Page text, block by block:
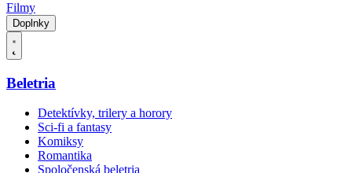
Filmy
Doplnky
Beletria
Detektívky, trilery a horory
Sci-fi a fantasy
Komiksy
Romantika
Spoločenská beletria